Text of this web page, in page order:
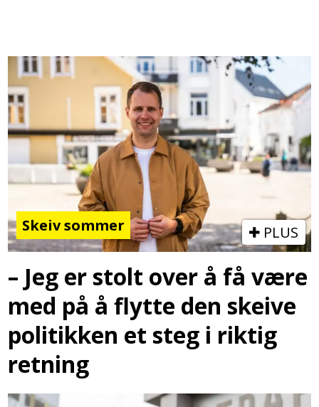
Skeiv sommer PLUS
– Jeg er stolt over å få være
med på å flytte den skeive
politikken et steg i riktig
retning